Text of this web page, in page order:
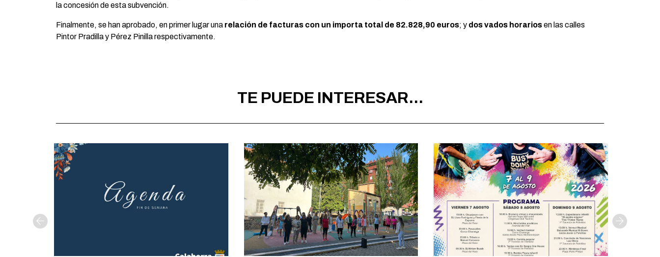
la concesión de esta subvención.
Finalmente, se han aprobado, en primer lugar una relación de facturas con un importa total de 82.828,90 euros; y dos vados horariosen las calles
Pintor Pradilla y Pérez Pinilla respectivamente.
TE PUEDE INTERESAR...